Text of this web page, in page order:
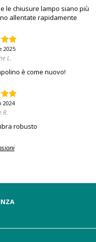
le chiusure lampo siano più
allentate rapidamente
2025
L.
è come nuovo!
2024
R.
robusto